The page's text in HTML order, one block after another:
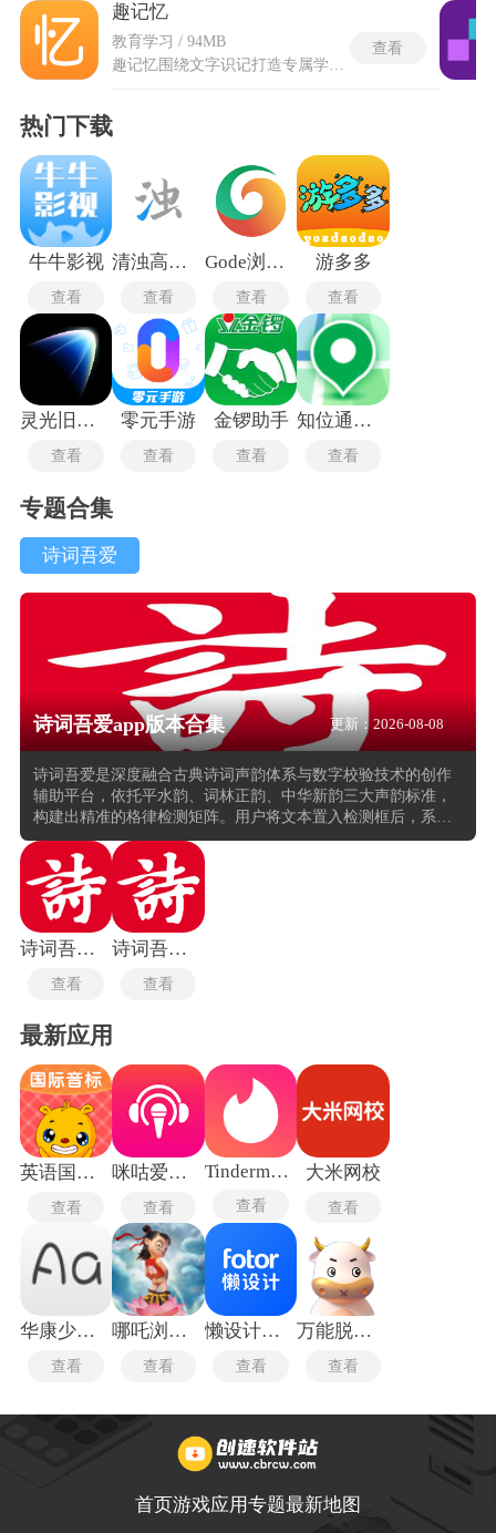
趣记忆
教育学习 / 94MB
趣记忆围绕文字识记打造专属学习辅助软件，整体内容设计贴合日常识记需求，抛开枯燥死板的背诵模式，搭建多维度记忆学习体系。趣记忆最新版会修正过往使用过程里出现的各类使用问题，同步新增实用学习相关功能，调整原有页面展示逻辑。平台依托图文关联、场景联想两类核心识记思路，把零散文字内容搭配对应具象画面，搭建容易联想的记忆链条，降低长时间识记产生的遗忘速度。日常使用时可自主规划每日识记总量，依据自身掌握情况调整复习频次，系统会依据每段素材掌握程度自动推送回顾内容。
查看
热门下载
牛牛影视
查看
清浊高级版
查看
Gode浏览器最新版
查看
游多多
查看
灵光旧版本
查看
零元手游
查看
金锣助手
查看
知位通测量
查看
专题合集
诗词吾爱
诗词吾爱app版本合集 更新：2026-08-08
诗词吾爱是深度融合古典诗词声韵体系与数字校验技术的创作
辅助平台，依托平水韵、词林正韵、中华新韵三大声韵标准，
构建出精准的格律检测矩阵。用户将文本置入检测框后，系统
以颜色编码即时标注平仄偏差——朱红标识声律错位，紫绛提
示韵脚失调，使《唐律》与《宋词》的严谨法度在方寸屏幕间
获得可视化的现代诠释。这种将传统声韵学转化为算法逻辑的
技术路径，不仅涵盖了五言七言的律绝体裁，更延伸至上千种
词牌的骈俪规则，让创作者在推敲过程中拥有了一位不知疲倦
的声韵监工。
诗词吾爱检测工具
查看
诗词吾爱最新版
查看
最新应用
英语国际音标
查看
咪咕爱唱手机版
查看
Tindermatch
查看
大米网校
查看
华康少女字体
查看
哪吒浏览器
查看
懒设计手机版
查看
万能脱壳工具最新版
查看
首页游戏应用专题最新地图